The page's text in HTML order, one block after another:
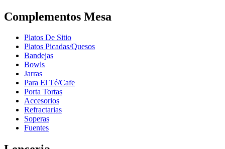
Complementos Mesa
Platos De Sitio
Platos Picadas/Quesos
Bandejas
Bowls
Jarras
Para El Té/Cafe
Porta Tortas
Accesorios
Refractarias
Soperas
Fuentes